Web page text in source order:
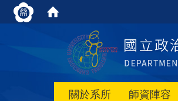
關於系所 師資陣容